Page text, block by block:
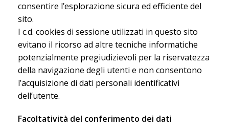
consentire l’esplorazione sicura ed efficiente del
sito.
I c.d. cookies di sessione utilizzati in questo sito
evitano il ricorso ad altre tecniche informatiche
potenzialmente pregiudizievoli per la riservatezza
della navigazione degli utenti e non consentono
l’acquisizione di dati personali identificativi
dell’utente.
Facoltatività del conferimento dei dati